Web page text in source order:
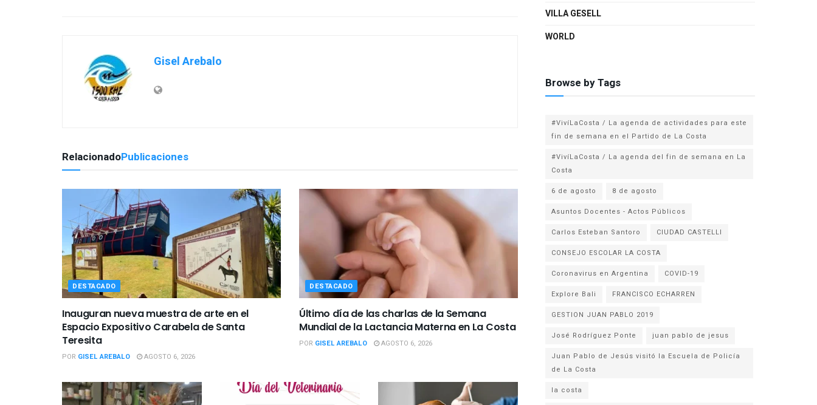
Gisel Arebalo
RelacionadoPublicaciones
DESTACADO
Inauguran nueva muestra de arte en el
Espacio Expositivo Carabela de Santa
Teresita
POR GISEL AREBALO AGOSTO 6, 2026
DESTACADO
Último día de las charlas de la Semana
Mundial de la Lactancia Materna en La Costa
POR GISEL AREBALO AGOSTO 6, 2026
VILLA GESELL
WORLD
Browse by Tags
#VivíLaCosta / La agenda de actividades para este
fin de semana en el Partido de La Costa
#VivíLaCosta / La agenda del fin de semana en La
Costa
6 de agosto
8 de agosto
Asuntos Docentes - Actos Públicos
Carlos Esteban Santoro
CIUDAD CASTELLI
CONSEJO ESCOLAR LA COSTA
Coronavirus en Argentina
COVID-19
Explore Bali
FRANCISCO ECHARREN
GESTION JUAN PABLO 2019
José Rodríguez Ponte
juan pablo de jesus
Juan Pablo de Jesús visitó la Escuela de Policía
la costa